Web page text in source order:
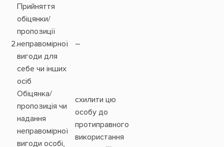
2.
Прийняття
обіцянки/
пропозиції
неправомірної
вигоди для
себе чи інших
осіб
–
Обіцянка/
пропозиція чи
надання
неправомірної
вигоди особі,
схилити цю
особу до
протиправного
використання